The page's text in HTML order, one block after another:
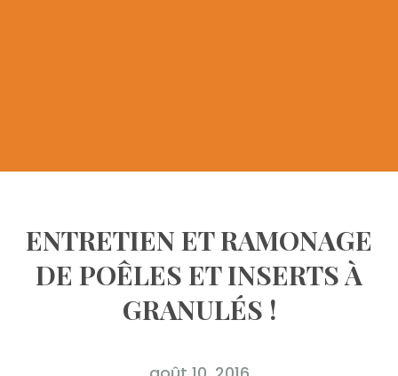
ENTRETIEN ET RAMONAGE
DE POÊLES ET INSERTS À
GRANULÉS !